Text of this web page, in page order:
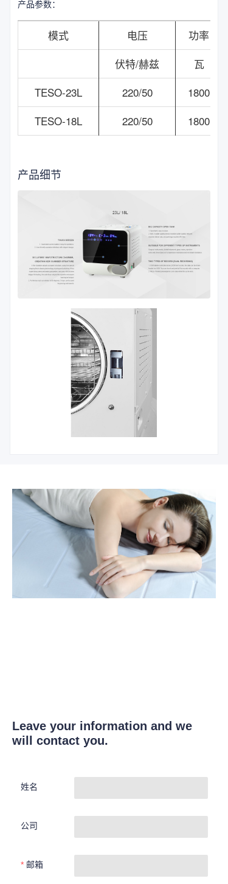
产品参数：
模式 电压
功率
伏特/赫兹
瓦
TESO-23L
220/50
1800
TESO-18L
220/50 1800
产品细节
Leave your information and we
will contact you.
姓名
公司
邮箱